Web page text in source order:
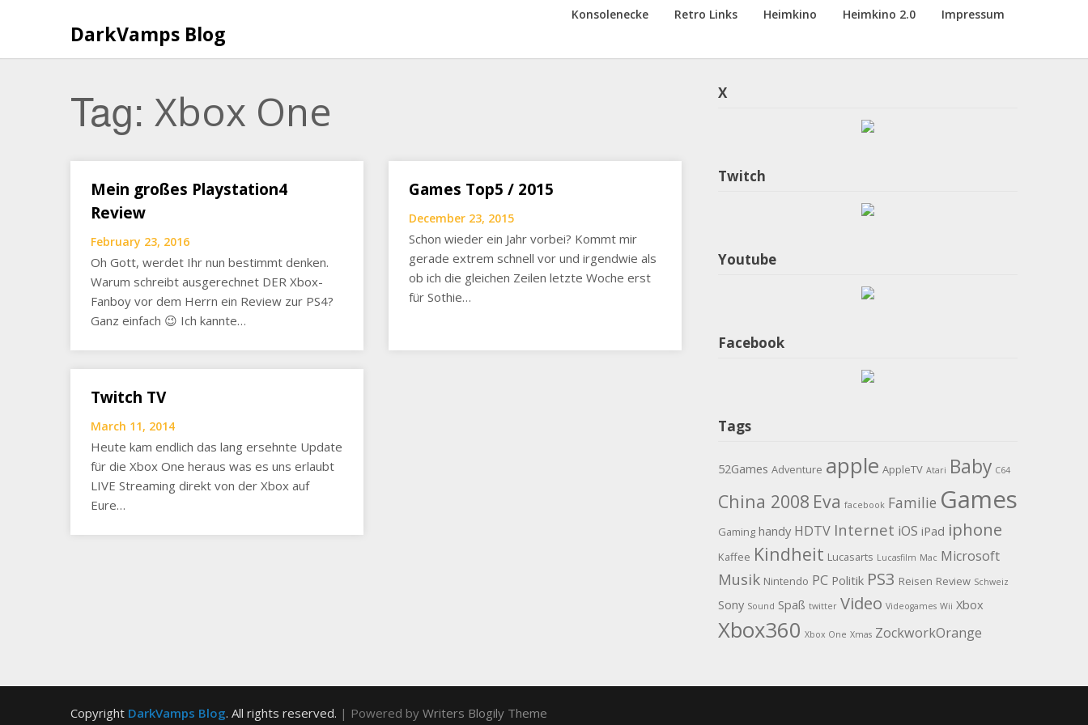
DarkVamps Blog
Konsolenecke Retro Links Heimkino Heimkino 2.0 Impressum
Tag: Xbox One
Mein großes Playstation4
Review
February 23, 2016
Oh Gott, werdet Ihr nun bestimmt denken.
Warum schreibt ausgerechnet DER Xbox-
Fanboy vor dem Herrn ein Review zur PS4?
Ganz einfach 😉 Ich kannte…
Games Top5 / 2015
December 23, 2015
Schon wieder ein Jahr vorbei? Kommt mir
gerade extrem schnell vor und irgendwie als
ob ich die gleichen Zeilen letzte Woche erst
für Sothie…
Twitch TV
March 11, 2014
Heute kam endlich das lang ersehnte Update
für die Xbox One heraus was es uns erlaubt
LIVE Streaming direkt von der Xbox auf
Eure…
X
Twitch
Youtube
Facebook
Tags
52Games Adventure apple AppleTV Atari Baby C64
China 2008 Eva facebook Familie Games
Gaming handy HDTV Internet iOS iPad iphone
Kaffee Kindheit Lucasarts Lucasfilm Mac Microsoft
Musik Nintendo PC Politik PS3 Reisen Review Schweiz
Sony Sound Spaß twitter Video Videogames Wii Xbox
Xbox360 Xbox One Xmas ZockworkOrange
Copyright DarkVamps Blog. All rights reserved. | Powered by Writers Blogily Theme